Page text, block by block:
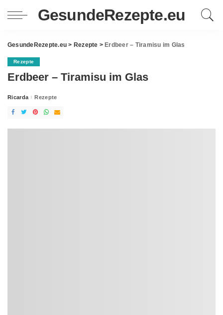
GesundeRezepte.eu
GesundeRezepte.eu > Rezepte > Erdbeer – Tiramisu im Glas
Rezepte
Erdbeer – Tiramisu im Glas
Posted
Ricarda Rezepte